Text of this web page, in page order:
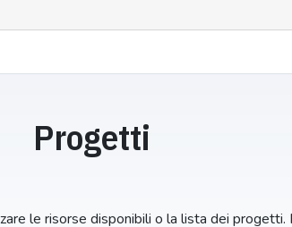
Progetti
le risorse disponibili o la lista dei